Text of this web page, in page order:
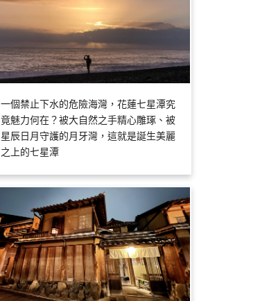
一個禁止下水的危險海灣，花蓮七星潭究
竟魅力何在？被大自然之手精心雕琢、被
星辰日月守護的月牙灣，這就是誕生美麗
之上的七星潭